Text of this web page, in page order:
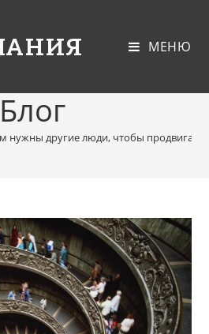
МЕНЮ
Блог
нужны другие люди, чтобы